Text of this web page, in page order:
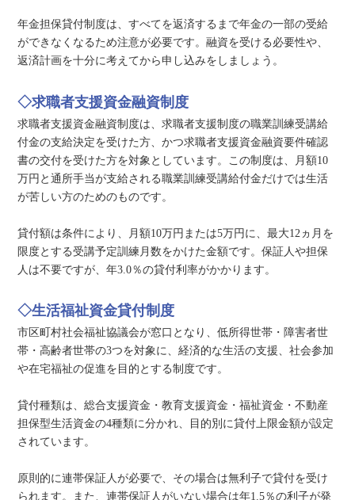
年金担保貸付制度は、すべてを返済するまで年金の一部の受給
ができなくなるため注意が必要です。融資を受ける必要性や、
返済計画を十分に考えてから申し込みをしましょう。
◇求職者支援資金融資制度
求職者支援資金融資制度は、求職者支援制度の職業訓練受講給
付金の支給決定を受けた方、かつ求職者支援資金融資要件確認
書の交付を受けた方を対象としています。この制度は、月額10
万円と通所手当が支給される職業訓練受講給付金だけでは生活
が苦しい方のためのものです。
貸付額は条件により、月額10万円または5万円に、最大12ヵ月を
限度とする受講予定訓練月数をかけた金額です。保証人や担保
人は不要ですが、年3.0％の貸付利率がかかります。
◇生活福祉資金貸付制度
市区町村社会福祉協議会が窓口となり、低所得世帯・障害者世
帯・高齢者世帯の3つを対象に、経済的な生活の支援、社会参加
や在宅福祉の促進を目的とする制度です。
貸付種類は、総合支援資金・教育支援資金・福祉資金・不動産
担保型生活資金の4種類に分かれ、目的別に貸付上限金額が設定
されています。
原則的に連帯保証人が必要で、その場合は無利子で貸付を受け
られます。また、連帯保証人がいない場合は年1.5％の利子が発